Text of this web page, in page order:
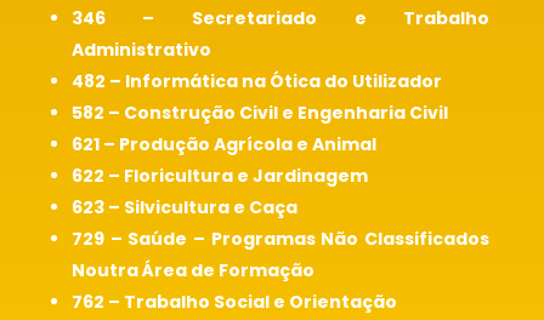
346 – Secretariado e Trabalho
Administrativo
482 – Informática na Ótica do Utilizador
582 – Construção Civil e Engenharia Civil
621 – Produção Agrícola e Animal
622 – Floricultura e Jardinagem
623 – Silvicultura e Caça
729 – Saúde – Programas Não Classificados
Noutra Área de Formação
762 – Trabalho Social e Orientação